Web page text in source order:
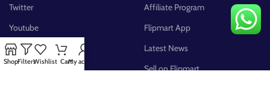
Twitter
Youtube
Pinterest
FB Group
Affiliate Program
Flipmart App
Latest News
Sell on Flipmart
ShopFiltersWishlist CartMy account